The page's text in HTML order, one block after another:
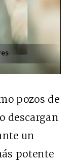
pozos de
descargan
un
potente